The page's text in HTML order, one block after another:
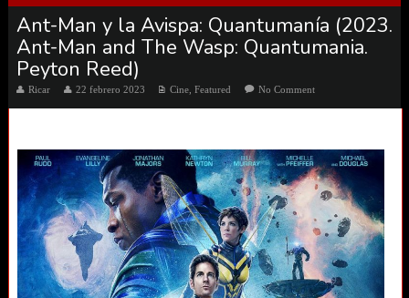
ANT-MAN Y LA AVISPA: QUANTUMANÍA (2023. ANT-MAN AND THE WASP:
QUANTUMANIA. PEYTON REED)
Ant-Man y la Avispa: Quantumanía (2023.
Ant-Man and The Wasp: Quantumania.
Peyton Reed)
Ricar 22 febrero 2023 Cine, Featured No Comment